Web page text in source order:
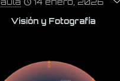
Visión y Fotografía